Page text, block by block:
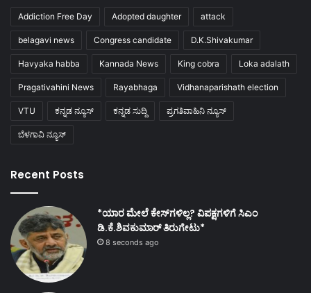
Addiction Free Day Adopted daughter attack
belagavi news Congress candidate D.K.Shivakumar
Havyaka habba Kannada News King cobra Loka adalath
Pragativahini News Rayabhaga Vidhanaparishath election
VTU ಕನ್ನಡ ನ್ಯೂಸ್ ಕನ್ನಡ ಸುದ್ದಿ ಪ್ರಗತಿವಾಹಿನಿ ನ್ಯೂಸ್
ಬೆಳಗಾವಿ ನ್ಯೂಸ್
Recent Posts
*ಯಾರ ಮೇಲೆ ಕೇಸ್‌ಗಳಿಲ್ಲ? ವಿಪಕ್ಷಗಳಿಗೆ ಸಿಎಂ
ಡಿ.ಕೆ.ಶಿವಕುಮಾರ್ ತಿರುಗೇಟು*
8 seconds ago